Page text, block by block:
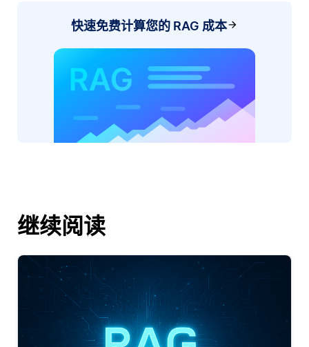
快速免费计算您的 RAG 成本
继续阅读